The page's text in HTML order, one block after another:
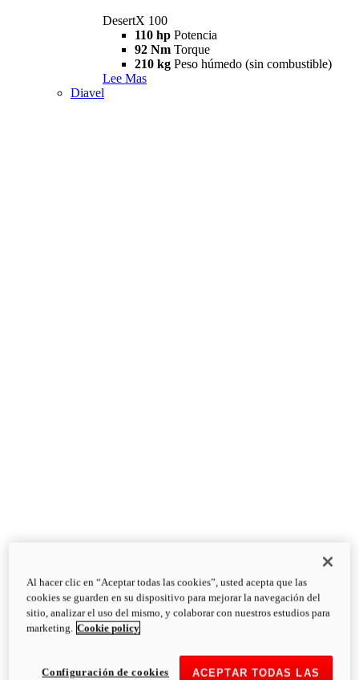
DesertX 100
110 hp Potencia
92 Nm Torque
210 kg Peso húmedo (sin combustible)
Lee Mas
Diavel
Diavel
V4
Diavel V4
126 NmTorque
223 kg
PESO HÚMEDO SIN
Al hacer clic en “Aceptar todas las cookies”, usted acepta que las
cookies se guarden en su dispositivo para mejorar la navegación del
sitio, analizar el uso del mismo, y colaborar con nuestros estudios para
marketing. Cookie policy
ACEPTAR TODAS LAS
Configuración de cookies